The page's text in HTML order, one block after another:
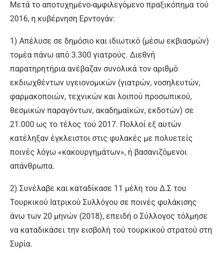
Μετά το αποτυχημένο-αμφιλεγόμενο πραξικόπημα τού
2016, η κυβέρνηση Ερντογάν:
1) Απέλυσε σε δημόσιο και ιδιωτικό (μέσω εκβιασμών)
τομέα πάνω από 3.300 γιατρούς. Διεθνή
παρατηρητήρια ανέβαζαν συνολικά τον αριθμό
εκδιωχθέντων υγειονομικών (γιατρών, νοσηλευτών,
φαρμακοποιών, τεχνικών και λοιπού προσωπικού,
θεσμικών παραγόντων, ακαδημαϊκών, εκδοτών) σε
21.000 ως το τέλος τού 2017. Πολλοί εξ αυτών
κατέληξαν έγκλειστοι στις φυλακές με πολυετείς
ποινές λόγω «κακουργημάτων», ή βασανιζόμενοι
απάνθρωπα.
2) Συνέλαβε και καταδίκασε 11 μέλη του Δ.Σ του
Τουρκικού Ιατρικού Συλλόγου σε ποινές φυλάκισης
άνω των 20 μηνών (2018), επειδή ο Σύλλογος τόλμησε
να καταδικάσει την εισβολή τού τουρκικού στρατού στη
Συρία.